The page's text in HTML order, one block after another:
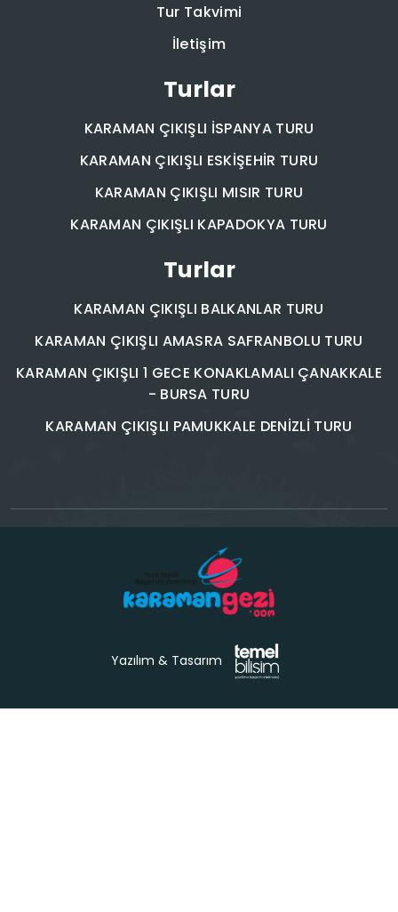
Tur Takvimi
İletişim
Turlar
KARAMAN ÇIKIŞLI İSPANYA TURU
KARAMAN ÇIKIŞLI ESKİŞEHİR TURU
KARAMAN ÇIKIŞLI MISIR TURU
KARAMAN ÇIKIŞLI KAPADOKYA TURU
Turlar
KARAMAN ÇIKIŞLI BALKANLAR TURU
KARAMAN ÇIKIŞLI AMASRA SAFRANBOLU TURU
KARAMAN ÇIKIŞLI 1 GECE KONAKLAMALI ÇANAKKALE
- BURSA TURU
KARAMAN ÇIKIŞLI PAMUKKALE DENİZLİ TURU
Yazılım & Tasarım